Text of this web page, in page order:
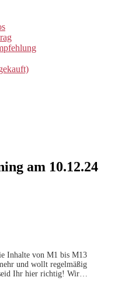
am 10.12.24
Inhalte von M1 bis M13
und wollt regelmäßig
Ihr hier richtig! Wir